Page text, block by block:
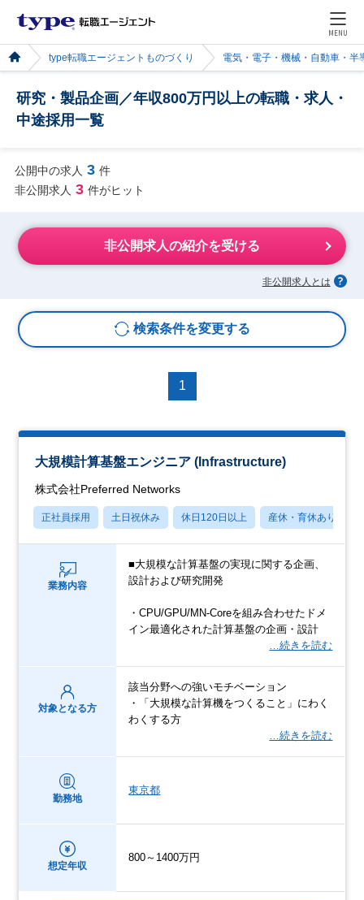
MENU
type転職エージェントものづくり 電気・電子・機械・自動車・半
研究・製品企画／年収800万円以上の転職・求人・
中途採用一覧
公開中の求人 3 件
非公開求人 3 件がヒット
非公開求人の紹介を受ける
非公開求人とは
検索条件を変更する
1
大規模計算基盤エンジニア (Infrastructure)
株式会社Preferred Networks
正社員採用 土日祝休み 休日120日以上 産休・育休あり
業務内容
■大規模な計算基盤の実現に関する企画、
設計および研究開発
・CPU/GPU/MN-Coreを組み合わせたドメ
イン最適化された計算基盤の企画・設計
…続きを読む
対象となる方
該当分野への強いモチベーション
・「大規模な計算機をつくること」にわく
わくする方
…続きを読む
勤務地
東京都
想定年収
800～1400万円